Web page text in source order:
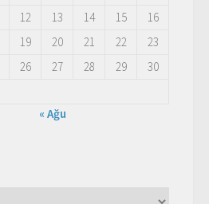
12 13 14 15
16
19 20 21 22
23
26 27 28 29
30
« Ağu